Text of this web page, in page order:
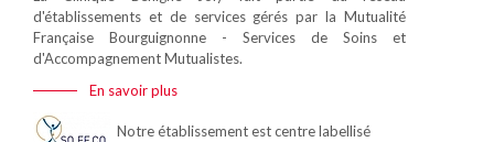
d'établissements et de services gérés par la Mutualité
Française Bourguignonne - Services de Soins et
d'Accompagnement Mutualistes.
En savoir plus
Notre établissement est centre labellisé